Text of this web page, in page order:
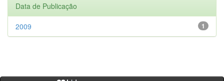
Data de Publicação
1
2009